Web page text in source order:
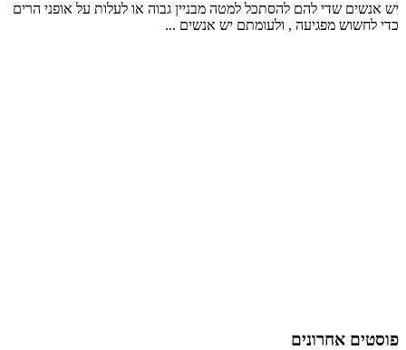
יש אנשים שדי להם להסתכל למטה מבניין גבוה או לעלות על אופני הרים
כדי לחשוש מפגיעה , ולעומתם יש אנשים ...
פוסטים אחרונים